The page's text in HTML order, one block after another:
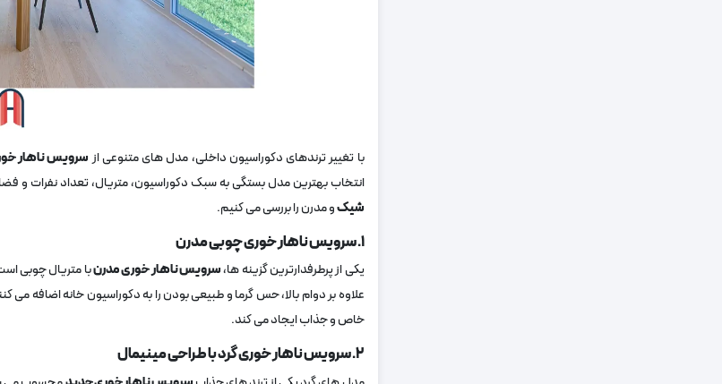
با تغییر ترندهای دکوراسیون داخلی، مدل‌ های متنوعی از سرویس ناهار
انتخاب بهترین مدل بستگی به سبک دکوراسیون، متریال، تعداد نفرات و
شیکو مدرن را بررسی می ‌کنیم.
۱. سرویس ناهار خوری چوبی مدرن
یکی از پرطرفدارترین گزینه ‌ها،سرویس ناهار خوری مدرنبا متریال چوبی
علاوه بر دوام بالا، حس گرما و طبیعی بودن را به دکوراسیون خانه اضافه می‌
خاص و جذاب ایجاد می ‌کند.
۲. سرویس ناهار خوری گرد با طراحی مینیمال